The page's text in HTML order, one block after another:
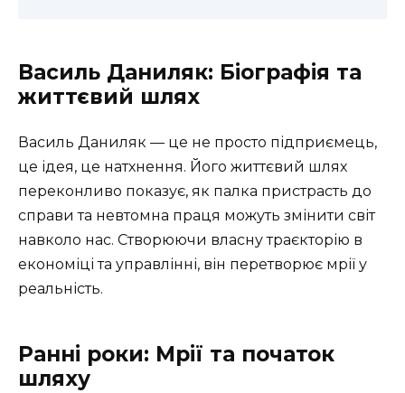
Василь Даниляк: Біографія та
життєвий шлях
Василь Даниляк — це не просто підприємець,
це ідея, це натхнення. Його життєвий шлях
переконливо показує, як палка пристрасть до
справи та невтомна праця можуть змінити світ
навколо нас. Створюючи власну траєкторію в
економіці та управлінні, він перетворює мрії у
реальність.
Ранні роки: Мрії та початок
шляху